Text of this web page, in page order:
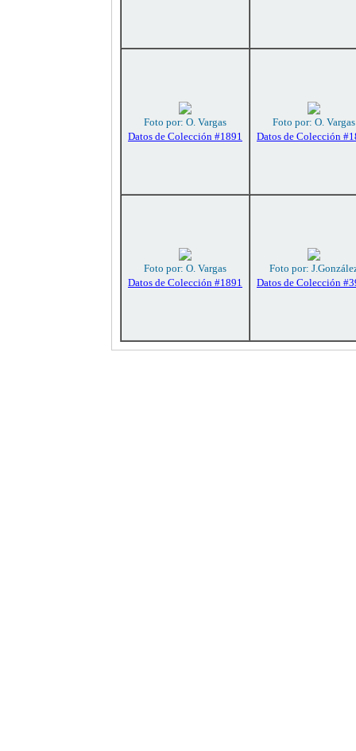
Foto por: O. Vargas
Datos de Colección #1891
Foto por: O. Vargas
Datos de Colección
Foto por: O. Vargas
Datos de Colección #1891
Foto por:
Datos de Colección